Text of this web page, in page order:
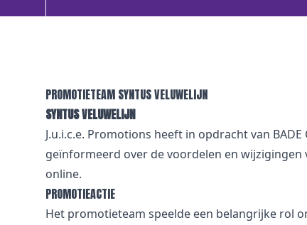
PROMOTIETEAM SYNTUS VELUWELIJN
SYNTUS VELUWELIJN
J.u.i.c.e. Promotions heeft in opdracht van
geïnformeerd over de voordelen en
online.
PROMOTIEACTIE
Het promotieteam speelde een belangrijke rol